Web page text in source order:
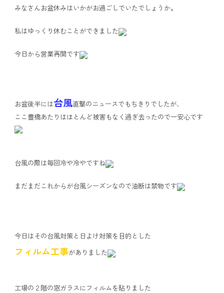
みなさんお盆休みはいかがお過ごしでいたでしょうか。
私はゆっくり休むことができました
今日から営業再開です
お盆後半には台風直撃のニュースでもちきりでしたが、
ここ豊橋あたりはほとんど被害もなく過ぎ去ったので一安心です
台風の際は毎回冷や冷やですね
まだまだこれからが台風シーズンなので油断は禁物です
今日はその台風対策と日よけ対策を目的とした
フィルム工事がありました
工場の２階の窓ガラスにフィルムを貼りました